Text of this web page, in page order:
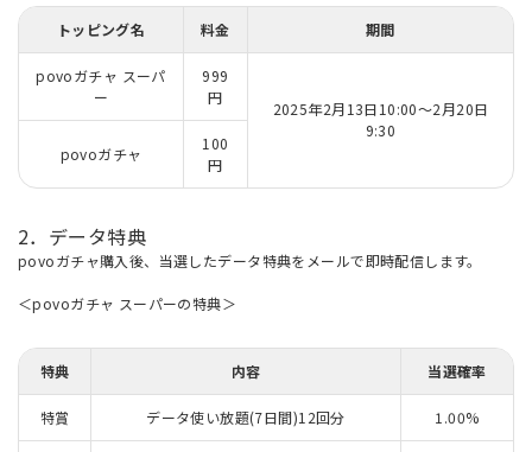
トッピング名 料金 期間
povoガチャ スーパ
ー
999
円
2025年2月13日10:00～2月20日
9:30
povoガチャ
100
円
2．データ特典
povoガチャ購入後、当選したデータ特典をメールで即時配信します。
＜povoガチャ スーパーの特典＞
特典 内容 当選確率
特賞 データ使い放題(7日間)12回分 1.00%